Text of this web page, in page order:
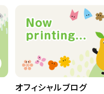
オフィシャルブログ